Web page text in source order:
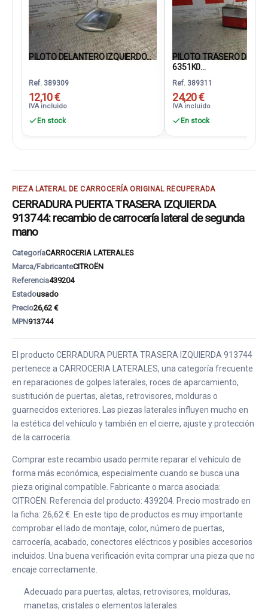
PILOTO DELANTERO IZQUIERDO...
Ref. 389309
12,10 €
IVA incluido
En stock
PILOTO TRASERO
6351K0...
Ref. 389311
24,20 €
IVA incluido
En stock
PIEZA LATERAL DE CARROCERÍA ORIGINAL RECUPERADA
CERRADURA PUERTA TRASERA IZQUIERDA
913744: recambio de carrocería lateral de segunda
mano
CategoríaCARROCERIA LATERALES
Marca/FabricanteCITROËN
Referencia439204
Estadousado
Precio26,62 €
MPN913744
El producto CERRADURA PUERTA TRASERA IZQUIERDA 913744
pertenece a CARROCERIA LATERALES, una categoría frecuente
en reparaciones de golpes laterales, roces de aparcamiento,
sustitución de puertas, aletas, retrovisores, molduras o
guarnecidos exteriores. Las piezas laterales influyen mucho en
la estética del vehículo y también en el cierre, ajuste y protección
de la carrocería.
Comprar este recambio usado permite reparar el vehículo de
forma más económica, especialmente cuando se busca una
pieza original compatible. Fabricante o marca asociada:
CITROËN. Referencia del producto: 439204. Precio mostrado en
la ficha: 26,62 €. En este tipo de productos es muy importante
comprobar el lado de montaje, color, número de puertas,
carrocería, acabado, conectores eléctricos y posibles accesorios
incluidos. Una buena verificación evita comprar una pieza que no
encaje correctamente.
Adecuado para puertas, aletas, retrovisores, molduras,
manetas, cristales o elementos laterales.